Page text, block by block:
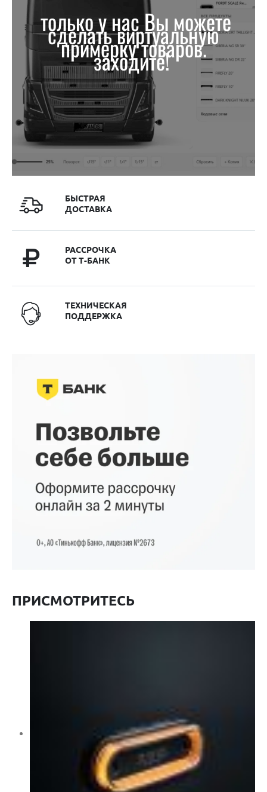
только у нас Вы можете
сделать виртуальную
примерку товаров.
заходите!
БЫСТРАЯ
ДОСТАВКА
РАССРОЧКА
ОТ Т-БАНК
ТЕХНИЧЕСКАЯ
ПОДДЕРЖКА
ПРИСМОТРИТЕСЬ